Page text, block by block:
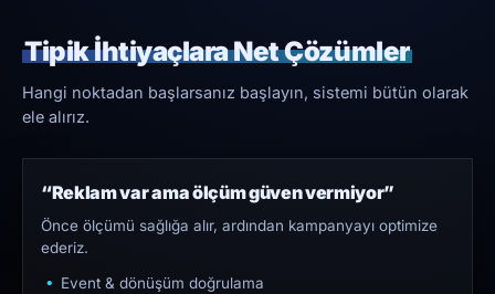
Tipik İhtiyaçlara Net Çözümler
Hangi noktadan başlarsanız başlayın, sistemi bütün olarak
ele alırız.
“Reklam var ama ölçüm güven vermiyor”
Önce ölçümü sağlığa alır, ardından kampanyayı optimize
ederiz.
Event & dönüşüm doğrulama